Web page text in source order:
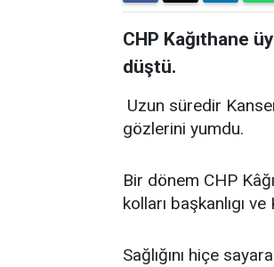
CHP Kağıthane
düştü.
Uzun süredir
gözlerini yumdu.
Bir dönem CHP
kolları başkanlıgı
Sağlığını hiçe